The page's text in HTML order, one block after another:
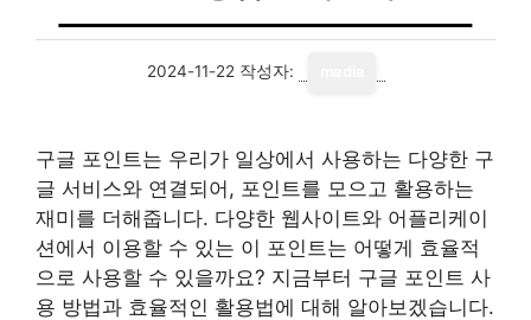
2024-11-22 작성자:
구글 포인트는 우리가 일상에서 사용하는 다양한 구
글 서비스와 연결되어, 포인트를 모으고 활용하는
재미를 더해줍니다. 다양한 웹사이트와 어플리케이
션에서 이용할 수 있는 이 포인트는 어떻게 효율적
으로 사용할 수 있을까요? 지금부터 구글 포인트 사
용 방법과 효율적인 활용법에 대해 알아보겠습니다.